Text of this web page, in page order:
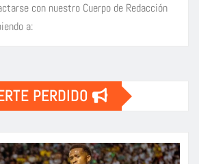
con nuestro Cuerpo de Redacción
a:
PERDIDO